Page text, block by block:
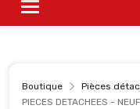
Boutique
Pièces
PIECES DETACHEES -